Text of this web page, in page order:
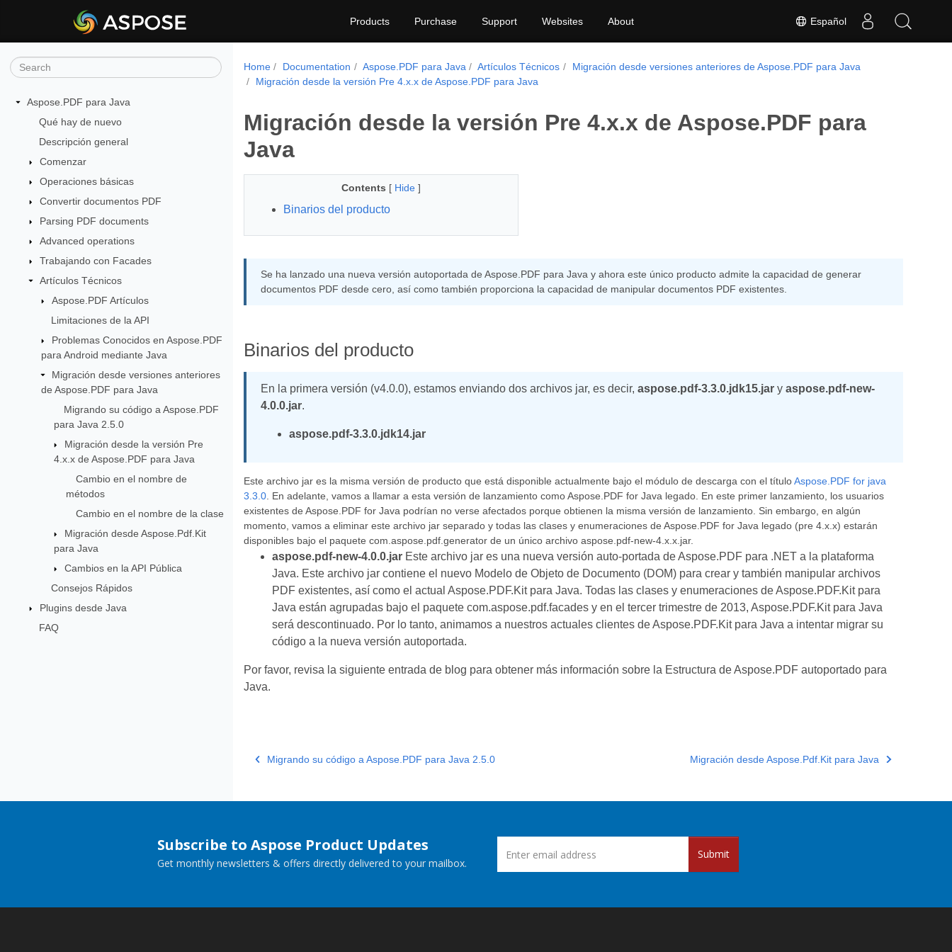
Español
Products Purchase Support Websites About
Aspose.PDF para Java
Qué hay de nuevo
Descripción general
Comenzar
Operaciones básicas
Convertir documentos PDF
Parsing PDF documents
Advanced operations
Trabajando con Facades
Artículos Técnicos
Aspose.PDF Artículos
Limitaciones de la API
Problemas Conocidos en Aspose.PDF
para Android mediante Java
Migración desde versiones anteriores
de Aspose.PDF para Java
Migrando su código a Aspose.PDF
para Java 2.5.0
Migración desde la versión Pre
4.x.x de Aspose.PDF para Java
Cambio en el nombre de
métodos
Cambio en el nombre de la clase
Migración desde Aspose.Pdf.Kit
para Java
Cambios en la API Pública
Consejos Rápidos
Plugins desde Java
FAQ
Home Documentation Aspose.PDF para Java Artículos Técnicos
Migración desde versiones anteriores de Aspose.PDF para Java
Migración desde la versión Pre 4.x.x de Aspose.PDF para Java
Migración desde la versión Pre 4.x.x de Aspose.PDF para
Java
Contents [ Hide ]
Binarios del producto
Se ha lanzado una nueva versión autoportada de Aspose.PDF para Java y ahora este único producto admite la capacidad de generar
documentos PDF desde cero, así como también proporciona la capacidad de manipular documentos PDF existentes.
Binarios del producto
En la primera versión (v4.0.0), estamos enviando dos archivos jar, es decir, aspose.pdf-3.3.0.jdk15.jary aspose.pdf-new-
4.0.0.jar.
aspose.pdf-3.3.0.jdk14.jar
Este archivo jar es la misma versión de producto que está disponible actualmente bajo el módulo de descarga con el títuloAspose.PDF for java
3.3.0. En adelante, vamos a llamar a esta versión de lanzamiento como Aspose.PDF for Java legado. En este primer lanzamiento, los usuarios
existentes de Aspose.PDF for Java podrían no verse afectados porque obtienen la misma versión de lanzamiento. Sin embargo, en algún
momento, vamos a eliminar este archivo jar separado y todas las clases y enumeraciones de Aspose.PDF for Java legado (pre 4.x.x) estarán
disponibles bajo el paquete com.aspose.pdf.generator de un único archivo aspose.pdf-new-4.x.x.jar.
aspose.pdf-new-4.0.0.jarEste archivo jar es una nueva versión auto-portada de Aspose.PDF para .NET a la plataforma
Java. Este archivo jar contiene el nuevo Modelo de Objeto de Documento (DOM) para crear y también manipular archivos
PDF existentes, así como el actual Aspose.PDF.Kit para Java. Todas las clases y enumeraciones de Aspose.PDF.Kit para
Java están agrupadas bajo el paquete com.aspose.pdf.facades y en el tercer trimestre de 2013, Aspose.PDF.Kit para Java
será descontinuado. Por lo tanto, animamos a nuestros actuales clientes de Aspose.PDF.Kit para Java a intentar migrar su
código a la nueva versión autoportada.
Por favor, revisa la siguiente entrada de blog para obtener más información sobre la Estructura de Aspose.PDF autoportado para
Java.
Migrando su código a Aspose.PDF para Java 2.5.0 Migración desde Aspose.Pdf.Kit para Java
Subscribe to Aspose Product Updates
Get monthly newsletters & offers directly delivered to your mailbox.
Submit